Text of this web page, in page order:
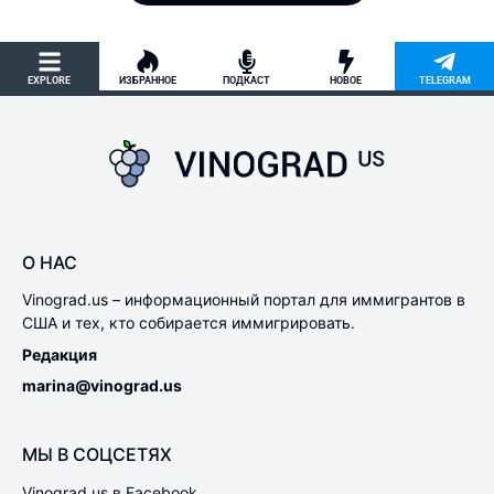
EXPLORE ИЗБРАННОЕ ПОДКАСТ НОВОЕ TELEGRAM
О НАС
Vinograd.us – информационный портал для иммигрантов в
США и тех, кто собирается иммигрировать.
Редакция
marina@vinograd.us
МЫ В СОЦСЕТЯХ